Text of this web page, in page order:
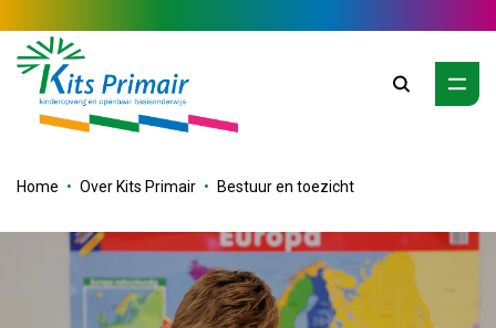
Zoeken
Home Over Kits Primair Bestuur en toezicht